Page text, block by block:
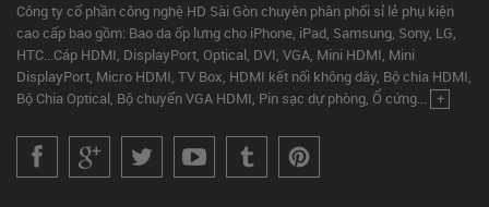
Công ty cổ phần công nghệ HD Sài Gòn chuyên phân phối sỉ lẻ phụ kiện
cao cấp bao gồm: Bao da ốp lưng cho iPhone, iPad, Samsung, Sony, LG,
HTC...Cáp HDMI, DisplayPort, Optical, DVI, VGA, Mini HDMI, Mini
DisplayPort, Micro HDMI, TV Box, HDMI kết nối không dây, Bộ chia HDMI,
Bộ Chia Optical, Bộ chuyển VGA HDMI, Pin sạc dự phòng, Ổ cứng... +